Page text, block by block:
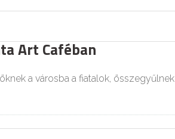
Art Caféban
a városba a fiatalok, összegyűlnek